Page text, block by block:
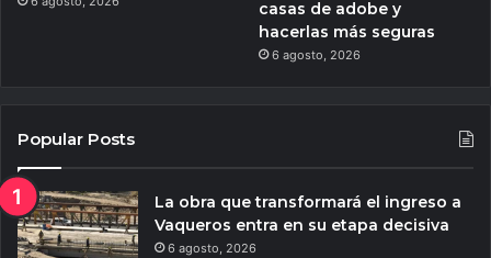
casas de adobe y
hacerlas más seguras
6 agosto, 2026
Popular Posts
La obra que transformará el ingreso a
Vaqueros entra en su etapa decisiva
6 agosto, 2026